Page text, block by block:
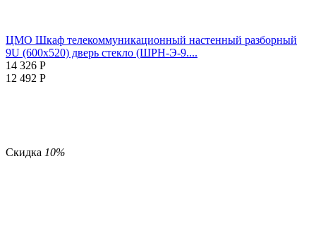
ЦМО Шкаф телекоммуникационный настенный разборный
9U (600х520) дверь стекло (ШРН-Э-9....
14 326 Р
12 492 Р
Скидка 10%